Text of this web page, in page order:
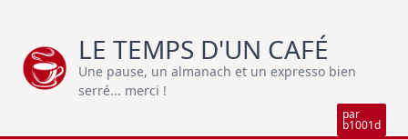
content
LE TEMPS D'UN CAFÉ
Une pause, un almanach et un expresso bien
serré... merci !
par
b1001d